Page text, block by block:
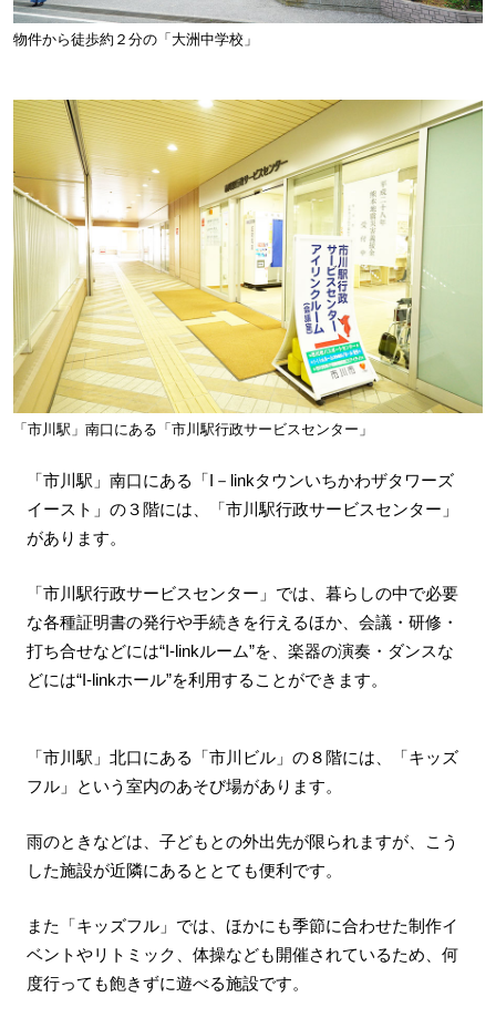
物件から徒歩約２分の「大洲中学校」
「市川駅」南口にある「市川駅行政サービスセンター」
「市川駅」南口にある「I－linkタウンいちかわザタワーズ
イースト」の３階には、「市川駅行政サービスセンター」
があります。
「市川駅行政サービスセンター」では、暮らしの中で必要
な各種証明書の発行や手続きを行えるほか、会議・研修・
打ち合せなどには“I-linkルーム”を、楽器の演奏・ダンスな
どには“I-linkホール”を利用することができます。
「市川駅」北口にある「市川ビル」の８階には、「キッズ
フル」という室内のあそび場があります。
雨のときなどは、子どもとの外出先が限られますが、こう
した施設が近隣にあるととても便利です。
また「キッズフル」では、ほかにも季節に合わせた制作イ
ベントやリトミック、体操なども開催されているため、何
度行っても飽きずに遊べる施設です。